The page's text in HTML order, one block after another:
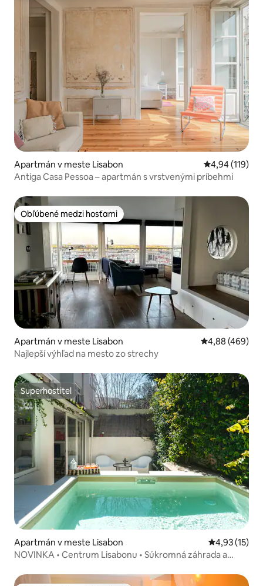
Apartmán v meste Lisabon Priemerné
4,94 (119)
Antiga Casa Pessoa – apartmán s vrstvenými príbehmi
Obľúbené medzi hosťami
Obľúbené medzi hosťami
Apartmán v meste Lisabon Priemerné
4,88 (469)
Najlepší výhľad na mesto zo strechy
Superhostiteľ
Superhostiteľ
Apartmán v meste Lisabon Priemerné
4,93 (15)
NOVINKA • Centrum Lisabonu • Súkromná záhrada a